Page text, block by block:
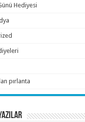
Hediyesi
pırlanta